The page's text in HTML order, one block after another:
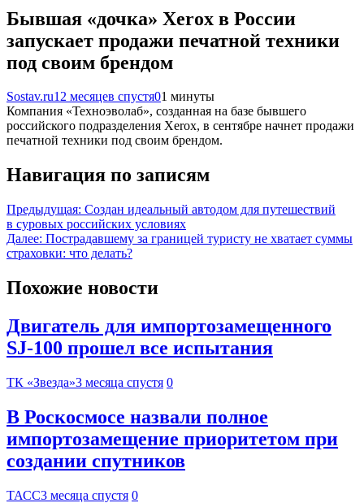
Бывшая «дочка» Xerox в России
запускает продажи печатной техники
под своим брендом
Sostav.ru12 месяцев спустя01 минуты
Компания «Техноэволаб», созданная на базе бывшего
российского подразделения Xerox, в сентябре начнет продажи
печатной техники под своим брендом.
Навигация по записям
Предыдущая: Создан идеальный автодом для путешествий
в суровых российских условиях
Далее: Пострадавшему за границей туристу не хватает суммы
страховки: что делать?
Похожие новости
Двигатель для импортозамещенного
SJ-100 прошел все испытания
ТК «Звезда»3 месяца спустя 0
В Роскосмосе назвали полное
импортозамещение приоритетом при
создании спутников
ТАСС3 месяца спустя 0